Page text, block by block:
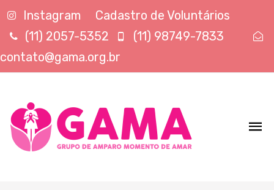
Instagram
Cadastro de Voluntários
(11) 2057-5352
(11) 98749-7833
contato@gama.org.br